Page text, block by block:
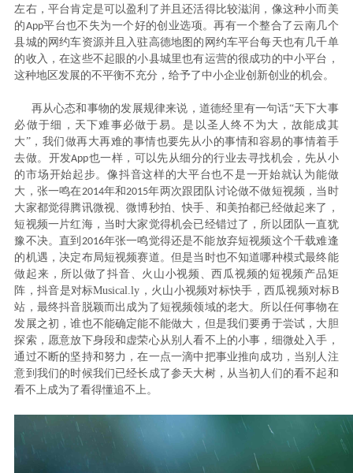
左右，平台肯定是可以盈利了并且还活得比较滋润，像这种小而美
的App平台也不失为一个好的创业选项。再有一个整合了云南几个
县城的网约车资源并且入驻高德地图的网约车平台每天也有几千单
的收入，在这些不起眼的小县城里也有运营的很成功的中小平台，
这种地区发展的不平衡不充分，给予了中小企业创新创业的机会。
再从心态和事物的发展规律来说，道德经里有一句话“天下大事
必做于细，天下难事必做于易。是以圣人终不为大，故能成其
大”，我们做再大再难的事情也要先从小的事情和容易的事情着手
去做。开发App也一样，可以先从细分的行业去寻找机会，先从小
的市场开始起步。像抖音这样的大平台也不是一开始就认为能做
大，张一鸣在2014年和2015年两次跟团队讨论做不做短视频，当时
大家都觉得腾讯微视、微博秒拍、快手、和美拍都已经做起来了，
短视频一片红海，当时大家觉得机会已经错过了，所以团队一直犹
豫不决。直到 2016年张一鸣觉得还是不能放弃短视频这个千载难逢
的机遇，决定布局短视频赛道。但是当时也不知道哪种模式最终能
做起来，所以做了抖音、火山小视频、西瓜视频的短视频产品矩
阵，抖音是对标Musical.ly，火山小视频对标快手，西瓜视频对标B
站，最终抖音脱颖而出成为了短视频领域的老大。所以任何事物在
发展之初，谁也不能确定能不能做大，但是我们要勇于尝试，大胆
探索，愿意放下身段和虚荣心从别人看不上的小事，细微处入手，
通过不断的坚持和努力，在一点一滴中把事业推向成功，当别人注
意到我们的时候我们已经长成了参天大树，从当初人们的看不起和
看不上成为了看得懂追不上。